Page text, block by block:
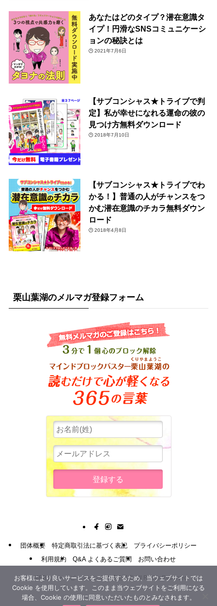
あなたはどのタイプ？潜在意識タ
イプ！円滑なSNSコミュニケーシ
ョンの秘訣とは
2021年7月6日
【サブコンシャス★トライブで判
定】私が幸せになれる運命の彼の
見つけ方無料ダウンロード
2018年7月10日
【サブコンシャス★トライブでわ
かる！】普通の人がチャンスをつ
かむ潜在意識のチカラ無料ダウン
ロード
2018年4月8日
栗山葉湖のメルマガ登録フォーム
団体概要 特定商取引法に基づく表記
プライバシーポリシー
利用規約
Q&A よくあるご質問 お問い合わせ
©MBBスリー・ピースビジネス通信講座 All Rights Reserved.
お客様により良いサービスをご提供するため、当ウェブサイトでは
Cookie を使用しています。このまま当ウェブサイトをご利用になる
場合、Cookie の使用に同意いただいたものとみなされます。